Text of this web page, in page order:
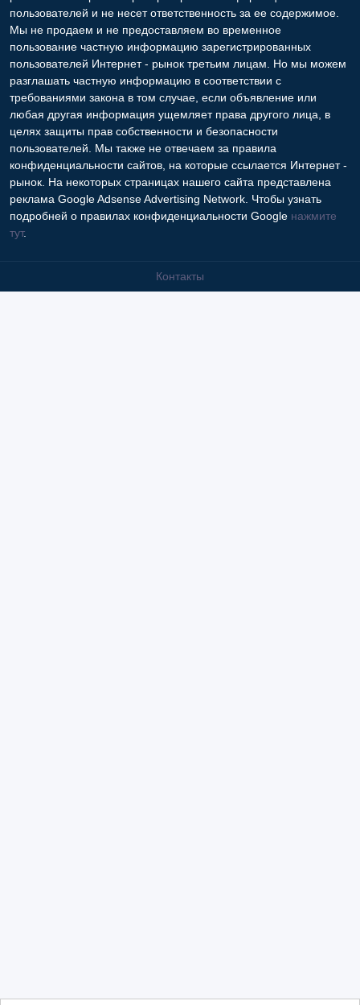
пользователей и не несет ответственность за ее содержимое.
Мы не продаем и не предоставляем во временное
пользование частную информацию зарегистрированных
пользователей Интернет - рынок третьим лицам. Но мы можем
разглашать частную информацию в соответствии с
требованиями закона в том случае, если объявление или
любая другая информация ущемляет права другого лица, в
целях защиты прав собственности и безопасности
пользователей. Мы также не отвечаем за правила
конфиденциальности сайтов, на которые ссылается Интернет -
рынок. На некоторых страницах нашего сайта представлена
реклама Google Adsense Advertising Network. Чтобы узнать
подробней о правилах конфиденциальности Google нажмите
тут.
Контакты